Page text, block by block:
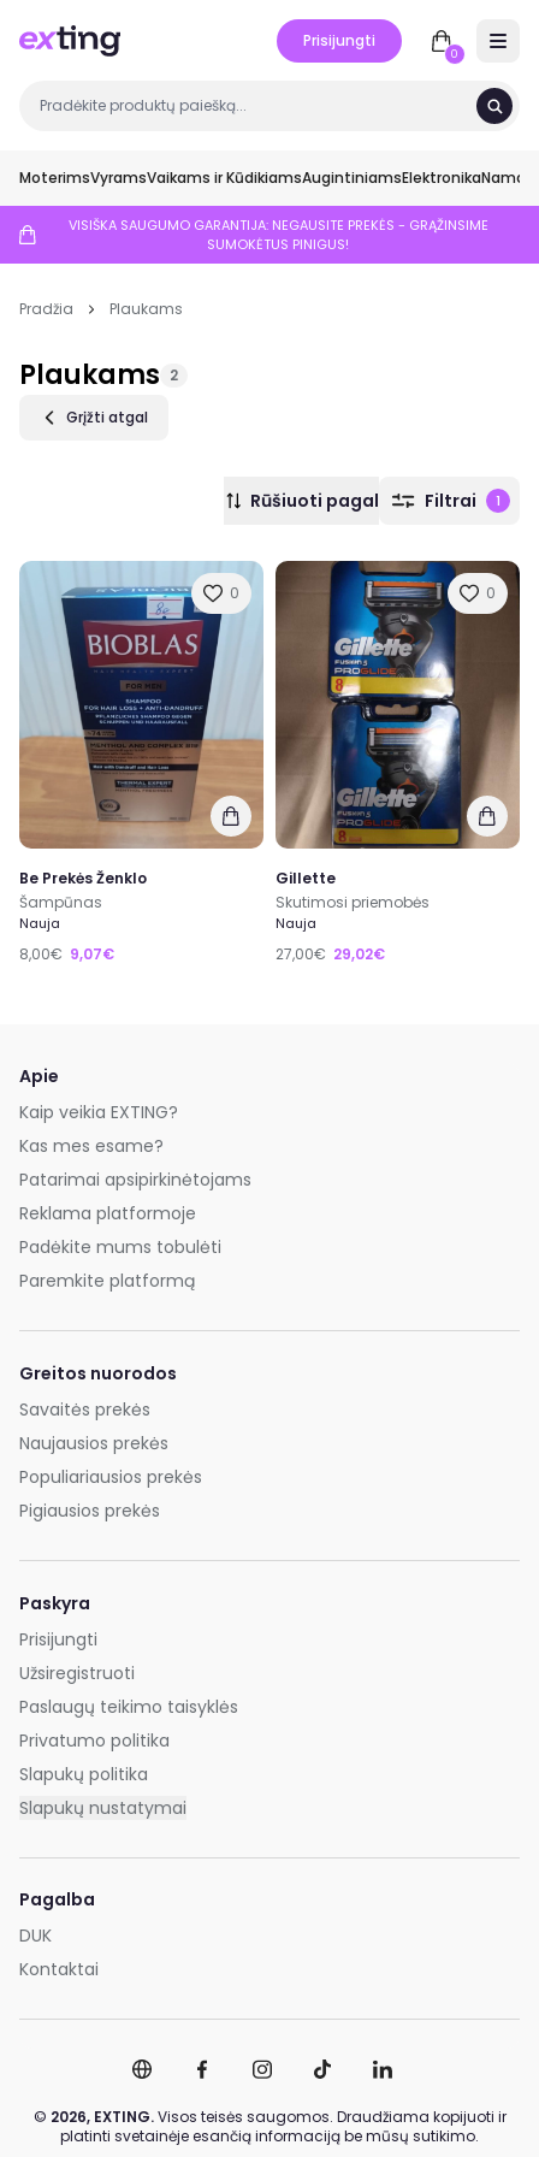
Prisijungti
0
MoterimsVyramsVaikams ir KūdikiamsAugintiniamsElektronikaNamai
VISIŠKA SAUGUMO GARANTIJA: NEGAUSITE PREKĖS - GRĄŽINSIME
SUMOKĖTUS PINIGUS!
Pradžia Plaukams
Plaukams 2
Grįžti atgal
Rūšiuoti pagal Filtrai 1
0
Be Prekės Ženklo
Šampūnas
Nauja
8,00€ 9,07€
0
Gillette
Skutimosi priemobės
Nauja
27,00€ 29,02€
Apie
Kaip veikia EXTING?
Kas mes esame?
Patarimai apsipirkinėtojams
Reklama platformoje
Padėkite mums tobulėti
Paremkite platformą
Greitos nuorodos
Savaitės prekės
Naujausios prekės
Populiariausios prekės
Pigiausios prekės
Paskyra
Prisijungti
Užsiregistruoti
Paslaugų teikimo taisyklės
Privatumo politika
Slapukų politika
Slapukų nustatymai
Pagalba
DUK
Kontaktai
© 2026, EXTING.Visos teisės saugomos. Draudžiama kopijuoti ir
platinti svetainėje esančią informaciją be mūsų sutikimo.